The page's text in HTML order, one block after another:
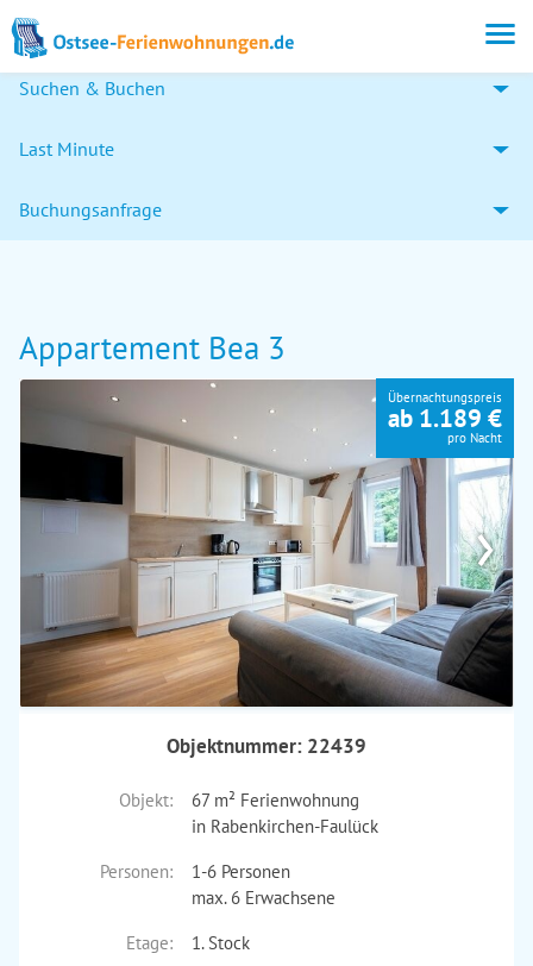
Suchen & Buchen
Last Minute
Buchungsanfrage
Appartement Bea 3
›
Übernachtungspreis
ab 1.189 €
pro Nacht
Objektnummer: 22439
Objekt:
67 m² Ferienwohnung
in Rabenkirchen-Faulück
Personen:
1-6 Personen
max. 6 Erwachsene
Etage:
1. Stock